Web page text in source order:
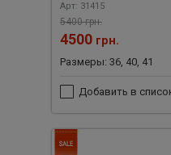
Арт: 31415
5400 грн.
4500 грн.
Размеры: 36, 40, 41
Добавить в